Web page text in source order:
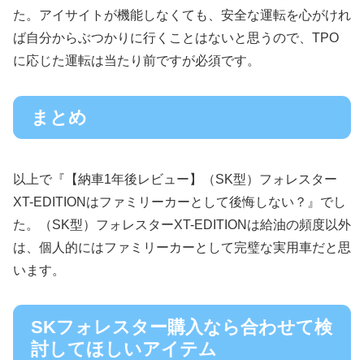
た。アイサイトが機能しなくても、安全な運転を心がけれ
ば自分からぶつかりに行くことはないと思うので、TPO
に応じた運転は当たり前ですが必須です。
まとめ
以上で『【納車1年後レビュー】（SK型）フォレスター
XT-EDITIONはファミリーカーとして後悔しない？』でし
た。（SK型）フォレスターXT-EDITIONは給油の頻度以外
は、個人的にはファミリーカーとして完璧な実用車だと思
います。
SKフォレスター購入なら合わせて検
討してほしいアイテム